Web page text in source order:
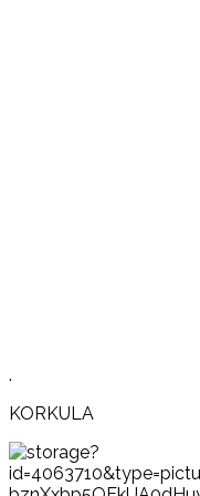
.
KORKULA